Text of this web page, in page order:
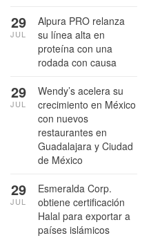
Alpura PRO relanza
su línea alta en
proteína con una
rodada con causa
29
JUL
Wendy’s acelera su
crecimiento en México
con nuevos
restaurantes en
Guadalajara y Ciudad
de México
29
JUL
Esmeralda Corp.
obtiene certificación
Halal para exportar a
países islámicos
29
JUL